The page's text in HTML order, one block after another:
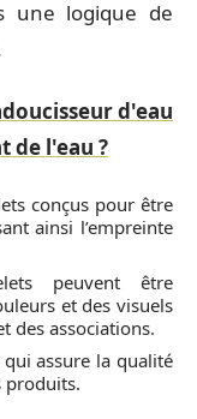
une logique de
d'eau
de l'eau ?
conçus pour être
ainsi l’empreinte
peuvent être
et des visuels
des associations.
assure la qualité
produits.